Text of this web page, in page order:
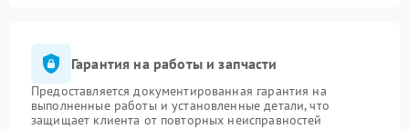
Гарантия на работы и запчасти
Предоставляется документированная гарантия на
выполненные работы и установленные детали, что
защищает клиента от повторных неисправностей